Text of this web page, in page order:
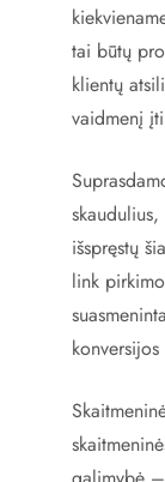
tai būtų
klientų
vaidmenį
išspręstų
link